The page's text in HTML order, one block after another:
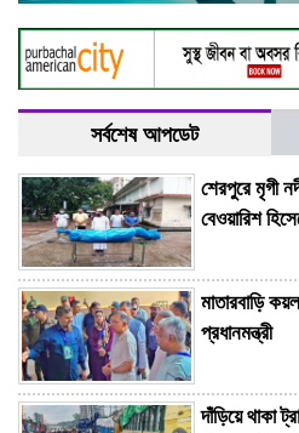
সর্বশেষ আপডেট
শেরপুরে মৃগী
বেওয়ারিশ
মাতারবাড়ি
প্রধানমন্ত্রী
দাঁড়িয়ে থাকা